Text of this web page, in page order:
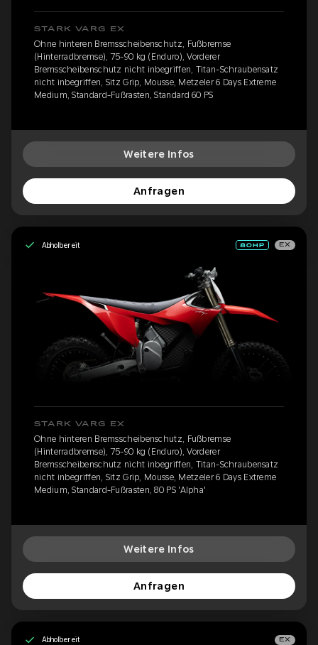
STARK VARG EX
Ohne hinteren Bremsscheibenschutz, Fußbremse
(Hinterradbremse), 75-90 kg (Enduro), Vorderer
Bremsscheibenschutz nicht inbegriffen, Titan-Schraubensatz
nicht inbegriffen, Sitz Grip, Mousse, Metzeler 6 Days Extreme
Medium, Standard-Fußrasten, Standard 60 PS
Weitere Infos
Anfragen
Abholbereit EX
STARK VARG EX
Ohne hinteren Bremsscheibenschutz, Fußbremse
(Hinterradbremse), 75-90 kg (Enduro), Vorderer
Bremsscheibenschutz nicht inbegriffen, Titan-Schraubensatz
nicht inbegriffen, Sitz Grip, Mousse, Metzeler 6 Days Extreme
Medium, Standard-Fußrasten, 80 PS 'Alpha'
Weitere Infos
Anfragen
Abholbereit EX